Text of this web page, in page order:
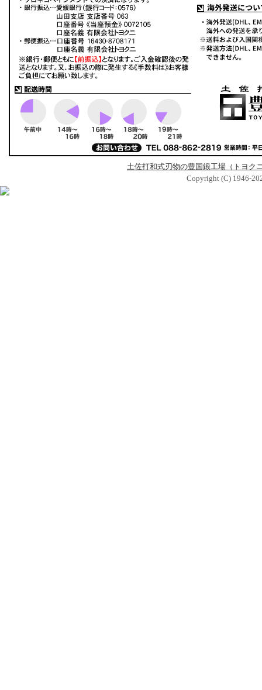
土佐打和式刃物の豊国鍛工場（トヨク
Copyright (C) 1946-